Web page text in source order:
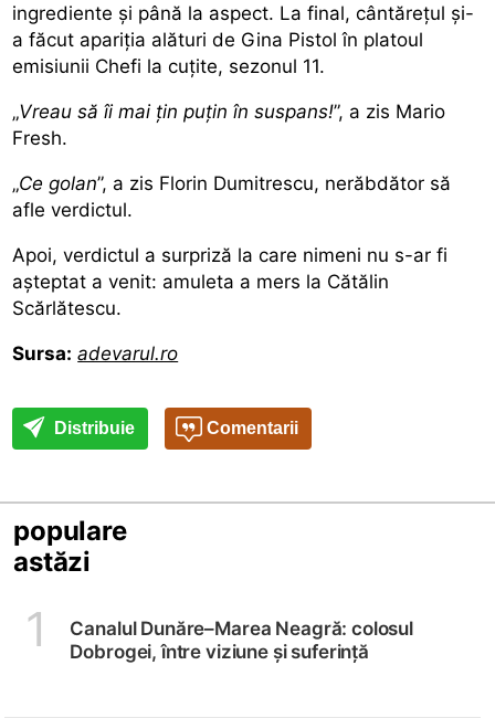
ingrediente și până la aspect. La final, cântărețul și-
a făcut apariția alături de Gina Pistol în platoul
emisiunii Chefi la cuțite, sezonul 11.
„Vreau să îi mai țin puțin în suspans!”, a zis Mario
Fresh.
„Ce golan”, a zis Florin Dumitrescu, nerăbdător să
afle verdictul.
Apoi, verdictul a surpriză la care nimeni nu s-ar fi
așteptat a venit: amuleta a mers la Cătălin
Scărlătescu.
Sursa: adevarul.ro
Distribuie Comentarii
populare
astăzi
1
Canalul Dunăre–Marea Neagră: colosul
Dobrogei, între viziune și suferință